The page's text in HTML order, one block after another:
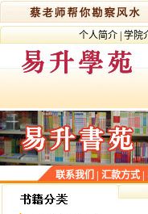
个人简介 学院
联系我们 汇款方式